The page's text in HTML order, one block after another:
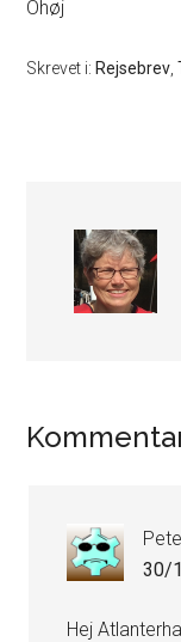
Ohøj
Skrevet i: Rejsebrev ,
30/
Hej